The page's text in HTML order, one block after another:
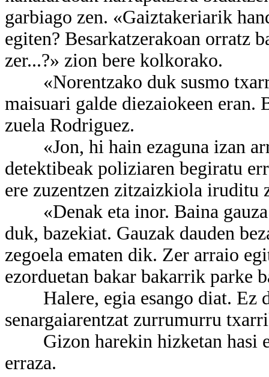
garbiago zen. «Gaiztakeriarik
egiten? Besarkatzerakoan orratz
zer...?» zion bere kolkorako.
«Norentzako duk susmo
maisuari galde diezaiokeen eran.
zuela Rodriguez.
«Jon, hi hain ezaguna izan
detektibeak poliziaren begiratu
ere zuzentzen zitzaizkiola iruditu
«Denak eta inor. Baina gauza
duk, bazekiat. Gauzak dauden
zegoela ematen dik. Zer arraio
ezorduetan bakar bakarrik parke
Halere, egia esango diat. Ez
senargaiarentzat zurrumurru
Gizon harekin hizketan hasi
erraza.